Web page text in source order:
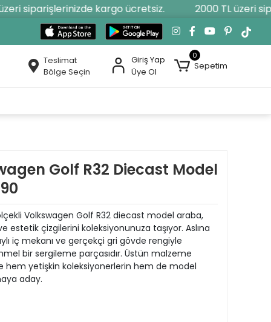
siparişlerinizde kargo ücretsiz. 2000 TL üzeri
Teslimat
Bölge Seçin
Giriş Yap
Üye Ol
0
Sepetim
Golf R32 Diecast Model
Volkswagen Golf R32 diecast model araba,
çizgilerini koleksiyonunuza taşıyor. Aslına
iç mekanı ve gerçekçi gri gövde rengiyle
bir sergileme parçasıdır. Üstün malzeme
hem yetişkin koleksiyonerlerin hem de model
aday.